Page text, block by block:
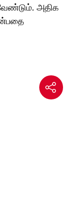
வேண்டும். அதிக